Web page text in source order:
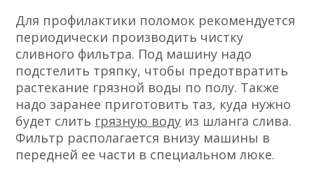
Для профилактики поломок рекомендуется
периодически производить чистку
сливного фильтра. Под машину надо
подстелить тряпку, чтобы предотвратить
растекание грязной воды по полу. Также
надо заранее приготовить таз, куда нужно
будет слить грязную воду из шланга слива.
Фильтр располагается внизу машины в
передней ее части в специальном люке.